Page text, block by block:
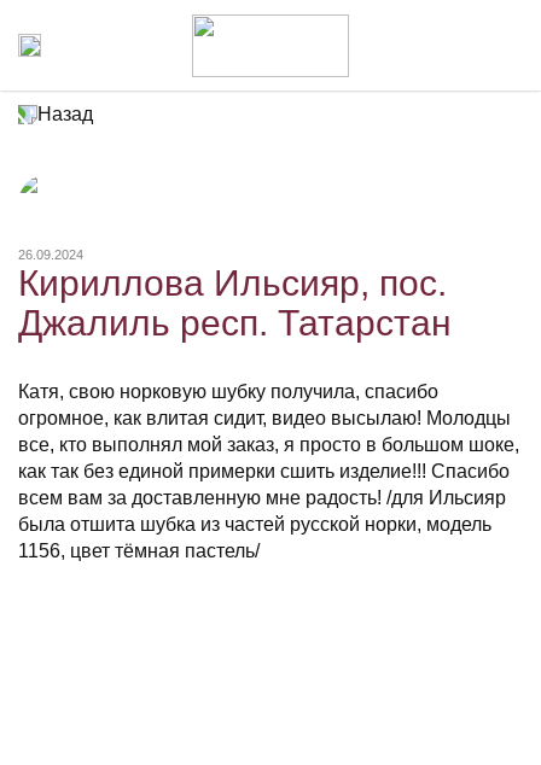
Назад
26.09.2024
Кириллова Ильсияр, пос.
Джалиль респ. Татарстан
Катя, свою норковую шубку получила, спасибо
огромное, как влитая сидит, видео высылаю! Молодцы
все, кто выполнял мой заказ, я просто в большом шоке,
как так без единой примерки сшить изделие!!! Спасибо
всем вам за доставленную мне радость! /для Ильсияр
была отшита шубка из частей русской норки, модель
1156, цвет тёмная пастель/